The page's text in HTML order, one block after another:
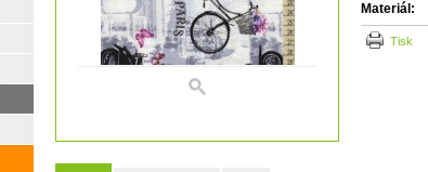
Materiál:
tisk